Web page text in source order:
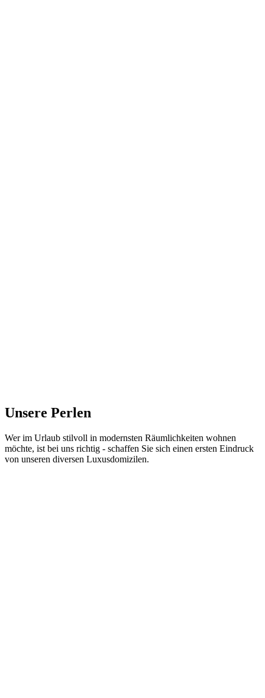
Unsere Perlen
Wer im Urlaub stilvoll in modernsten Räumlichkeiten wohnen
möchte, ist bei uns richtig - schaffen Sie sich einen ersten Eindruck
von unseren diversen Luxusdomizilen.